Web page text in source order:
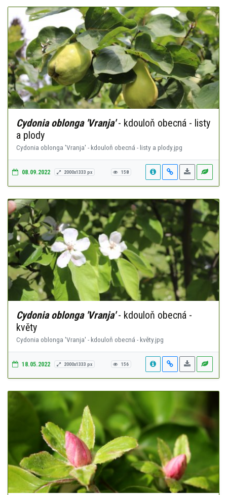
Cydonia oblonga 'Vranja'- kdouloň obecná - listy
a plody
Cydonia oblonga 'Vranja' - kdouloň obecná - listy a plody.jpg
08.09.2022 2000x1333 px 158
Cydonia oblonga 'Vranja'- kdouloň obecná -
květy
Cydonia oblonga 'Vranja' - kdouloň obecná - květy.jpg
18.05.2022 2000x1333 px 156